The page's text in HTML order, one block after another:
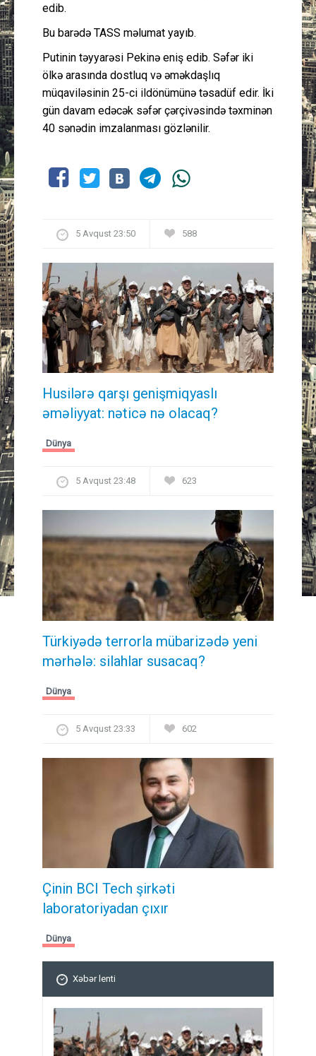
Cəmiyyət
Peşə etikası
edib.
Bu barədə TASS məlumat yayıb.
Putinin təyyarəsi Pekinə eniş edib. Səfər iki
ölkə arasında dostluq və əməkdaşlıq
müqaviləsinin 25-ci ildönümünə təsadüf edir. İki
gün davam edəcək səfər çərçivəsində təxminən
40 sənədin imzalanması gözlənilir.
5 Avqust 23:50 588
Husilərə qarşı genişmiqyaslı
əməliyyat: nəticə nə olacaq?
Dünya
5 Avqust 23:48 623
Türkiyədə terrorla mübarizədə yeni
mərhələ: silahlar susacaq?
Dünya
5 Avqust 23:33 602
Çinin BCI Tech şirkəti
laboratoriyadan çıxır
Dünya
Xəbər lenti